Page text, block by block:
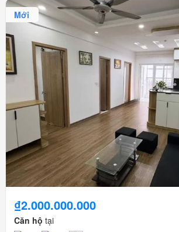
Mới
₫2.000.000.000
Căn hộ tại